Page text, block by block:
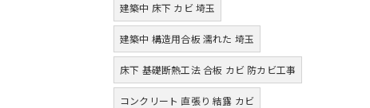
建築中 床下 カビ 埼玉
建築中 構造用合板 濡れた 埼玉
床下 基礎断熱工法 合板 カビ 防カビ工事
コンクリート 直張り 結露 カビ